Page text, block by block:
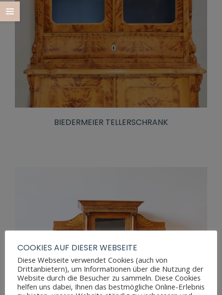
BIEDERMEIER TELLERSCHRANK
COOKIES AUF DIESER WEBSEITE
Diese Webseite verwendet Cookies (auch von
Drittanbietern), um Informationen über die Nutzung der
Website durch die Besucher zu sammeln. Diese Cookies
helfen uns dabei, Ihnen das bestmögliche Online-Erlebnis